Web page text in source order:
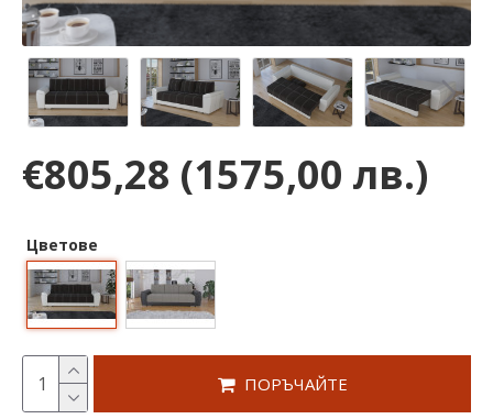
€805,28 (1575,00 лв.)
ПОРЪЧАЙТЕ
Цветове